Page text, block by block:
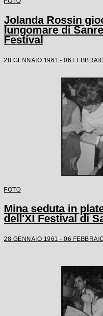
Jolanda Rossin
lungomare di
Festival
28 GENNAIO 1961 - 06
FOTO
Mina seduta in
dell'XI Festival di
28 GENNAIO 1961 - 06